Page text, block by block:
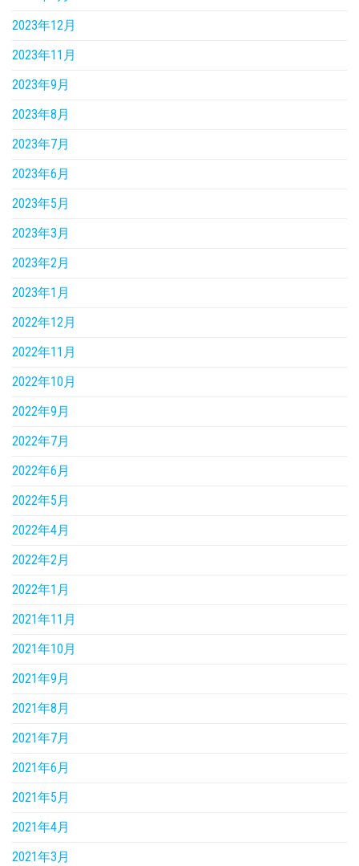
2023年12月
2023年11月
2023年9月
2023年8月
2023年7月
2023年6月
2023年5月
2023年3月
2023年2月
2023年1月
2022年12月
2022年11月
2022年10月
2022年9月
2022年7月
2022年6月
2022年5月
2022年4月
2022年2月
2022年1月
2021年11月
2021年10月
2021年9月
2021年8月
2021年7月
2021年6月
2021年5月
2021年4月
2021年3月